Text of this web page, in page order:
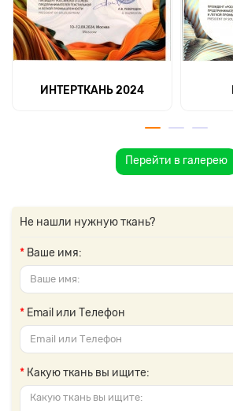
ИНТЕРТКАНЬ 2024
Перейти в галерею
Не нашли нужную ткань?
Ваше имя:
Email или Телефон
Какую ткань вы ищите: